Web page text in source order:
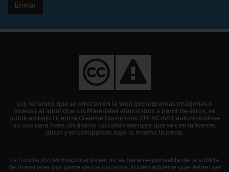
Enviar
Los recursos que se ofrecen en la web (pictogramas,imágenes o
vídeos), al igual que los Materiales elaborados a partir de éstos, se
publican bajo Licencia Creative Commons (BY-NC-SA), autorizándose
su uso para fines sin ánimo lucrativo siempre que se cite la fuente,
autor y se compartan bajo la misma licencia.
La Fundación Pictoaplicaciones no se hace responsable de la subida
de materiales por parte de los usuarios, si bien advierte que deben ser